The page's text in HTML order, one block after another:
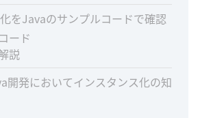
をJavaのサンプルコードで確認
ード
説
開発においてインスタンス化の知